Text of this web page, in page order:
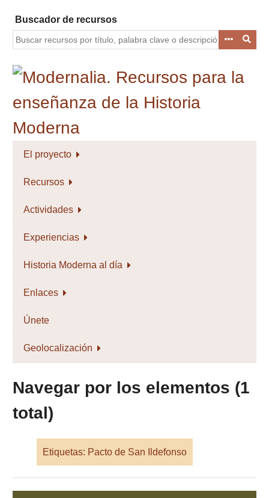
contenido
principal
Buscador de recursos
El proyecto
Recursos
Actividades
Experiencias
Historia Moderna al día
Enlaces
Únete
Geolocalización
Navegar por los elementos (1
total)
Etiquetas: Pacto de San Ildefonso